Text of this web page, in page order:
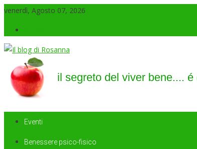
venerdì, Agosto 07, 2026
Il blog di Rosanna
il segreto del viver bene…. é quello di saper sorridere sempre
Eventi
Benessere psico-fisico